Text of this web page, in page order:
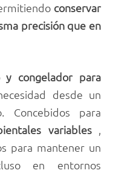
conservar
precisión que en
y congelador para
desde un
Concebidos para
variables ,
para mantener un
en entornos